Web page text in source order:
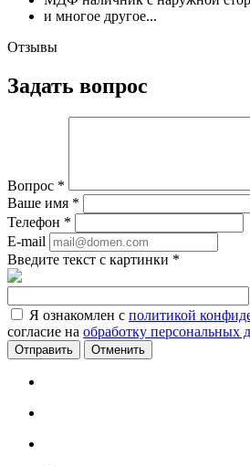
и многое другое...
Отзывы
Задать вопрос
Вопрос *
Ваше имя *
Телефон *
E-mail
Введите текст с картинки *
Я ознакомлен с политикой
согласие на обработку персональных
Отменить